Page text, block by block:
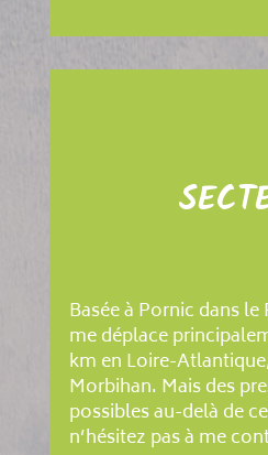
Basée à Pornic dans le
me déplace
km en Loire-
Morbihan. Mais des
possibles au-delà de
n’hésitez pas à me